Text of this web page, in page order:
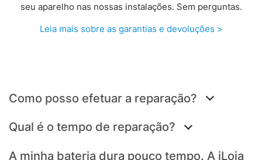
seu aparelho nas nossas instalações. Sem perguntas.
Leia mais sobre as garantias e devoluções >
Como posso efetuar a reparação?
Qual é o tempo de reparação?
A minha bateria dura pouco tempo. A iLoja